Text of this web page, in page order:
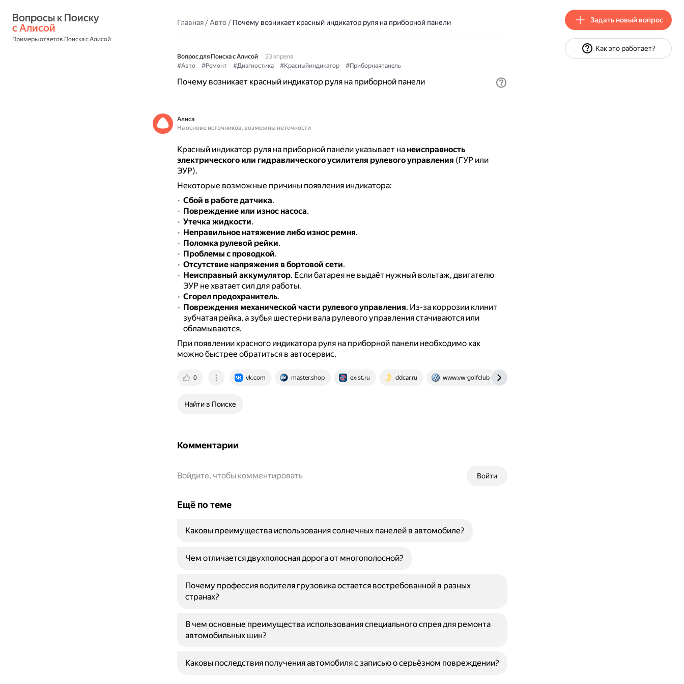
с Алисой
Примеры ответов Поиска с Алисой
Главная/Авто/ Почему возникает красный индикатор руля на приборной панели
Вопрос для Поиска с Алисой
23 апреля
#Авто
#Ремонт #Диагностика #Красныйиндикатор #Приборнаяпанель
Почему возникает красный индикатор руля на приборной панели
Алиса
На основе источников, возможны неточности
Красный индикатор руля на приборной панели указывает на неисправность
электрического или гидравлического усилителя рулевого управления (ГУР или
ЭУР).
Некоторые возможные причины появления индикатора:
Сбой в работе датчика.
Повреждение или износ насоса.
Утечка жидкости.
Неправильное натяжение либо износ ремня.
Поломка рулевой рейки.
Проблемы с проводкой.
Отсутствие напряжения в бортовой сети.
Неисправный аккумулятор. Если батарея не выдаёт нужный вольтаж, двигателю
ЭУР не хватает сил для работы.
Сгорел предохранитель.
Повреждения механической части рулевого управления. Из-за коррозии клинит
зубчатая рейка, а зубья шестерни вала рулевого управления стачиваются или
обламываются.
При появлении красного индикатора руля на приборной панели необходимо как
можно быстрее обратиться в автосервис.
0 vk.com master.shop exist.ru ddcar.ru www.vw-golfclub.ru
Найти в Поиске
Комментарии
Войти
Войдите, чтобы комментировать
Ещё по теме
Каковы преимущества использования солнечных панелей в автомобиле?
Чем отличается двухполосная дорога от многополосной?
Почему профессия водителя грузовика остается востребованной в разных
странах?
В чем основные преимущества использования специального спрея для ремонта
автомобильных шин?
Каковы последствия получения автомобиля с записью о серьёзном повреждении?
Задать новый вопрос
Как это работает?